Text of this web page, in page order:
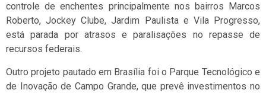
controle de enchentes principalmente nos bairros Marcos
Roberto, Jockey Clube, Jardim Paulista e Vila Progresso,
está parada por atrasos e paralisações no repasse de
recursos federais.
Outro projeto pautado em Brasília foi o Parque Tecnológico e
de Inovação de Campo Grande, que prevê investimentos no